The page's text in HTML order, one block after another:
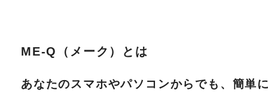
ME-Q（メーク）とは
あなたのスマホやパソコンからでも、簡単